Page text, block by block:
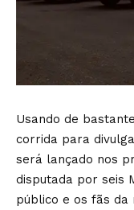
Usando de
corrida para
será lançado nos
disputada por seis
público e os fãs da